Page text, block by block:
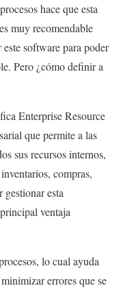
hace que esta
muy recomendable
software para poder
Pero ¿cómo definir a
Enterprise Resource
que permite a las
sus recursos internos,
compras,
esta
ventaja
lo cual ayuda
errores que se